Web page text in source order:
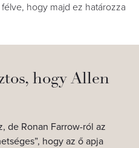
hogy majd ez határozza
hogy Allen
de Ronan Farrow-ról az
hogy az ő apja